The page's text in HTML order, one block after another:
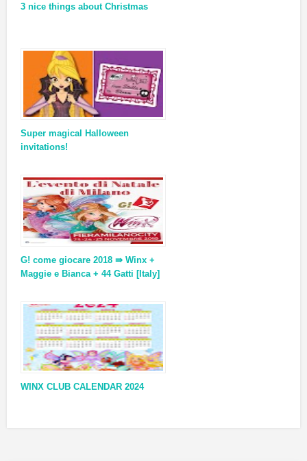
3 nice things about Christmas
Super magical Halloween
invitations!
G! come giocare 2018 ⇛ Winx +
Maggie e Bianca + 44 Gatti [Italy]
WINX CLUB CALENDAR 2024